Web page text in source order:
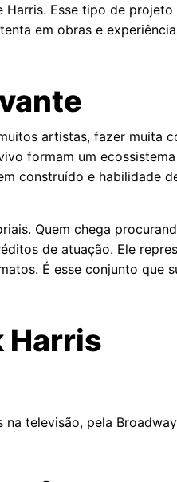
Esse tipo de
em obras e
artistas, fazer muita
formam um
construído e habilidade
Quem chega
de atuação. Ele
É esse conjunto que
Harris
televisão, pela